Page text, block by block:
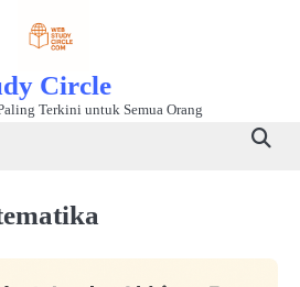
Circle
Terkini untuk Semua Orang